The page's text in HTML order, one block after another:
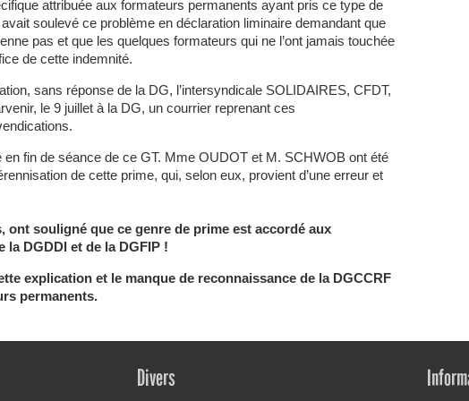
attribuée aux formateurs permanents ayant pris ce type de
soulevé ce problème en déclaration liminaire demandant que
pas et que les quelques formateurs qui ne l’ont jamais touchée
de cette indemnité.
sans réponse de la DG, l’intersyndicale SOLIDAIRES, CFDT,
le 9 juillet à la DG, un courrier reprenant ces
en fin de séance de ce GT. Mme OUDOT et M. SCHWOB ont été
de cette prime, qui, selon eux, provient d’une erreur et
ont souligné que ce genre de prime est accordé aux
la DGDDI et de la DGFIP !
explication et le manque de reconnaissance de la DGCCRF
permanents.
Divers